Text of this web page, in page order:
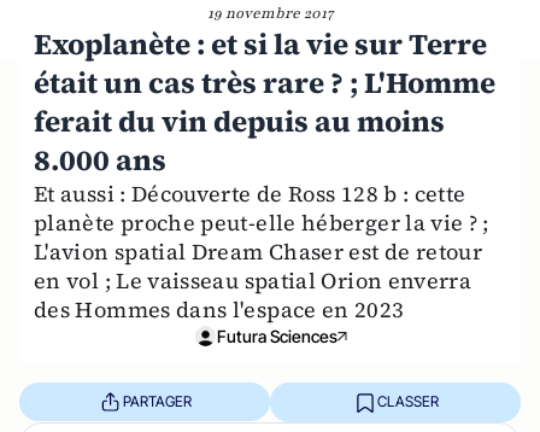
19 novembre 2017
Exoplanète : et si la vie sur Terre
était un cas très rare ? ; L'Homme
ferait du vin depuis au moins
8.000 ans
Et aussi : Découverte de Ross 128 b : cette
planète proche peut-elle héberger la vie ? ;
L'avion spatial Dream Chaser est de retour
en vol ; Le vaisseau spatial Orion enverra
des Hommes dans l'espace en 2023
Futura Sciences
PARTAGER CLASSER